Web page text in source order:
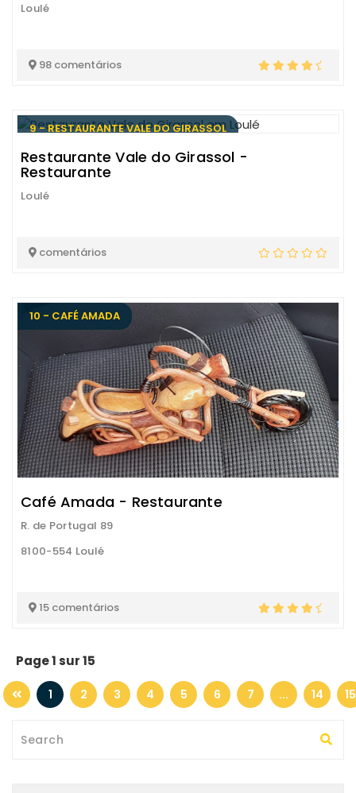
Loulé
98 comentários
9 - RESTAURANTE VALE DO GIRASSOL
Restaurante Vale do Girassol -
Restaurante
Loulé
comentários
10 - CAFÉ AMADA
Café Amada - Restaurante
R. de Portugal 89
8100-554 Loulé
15 comentários
Page 1 sur 15
1 2 3 4 5 6 7 ... 14 15